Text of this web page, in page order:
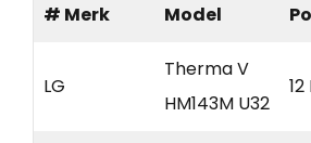
# Merk Model
LG
Therma V
HM143M U32